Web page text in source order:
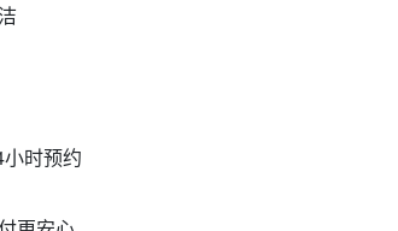
含以下几个关键节点。把它列出来，是因为
时预约